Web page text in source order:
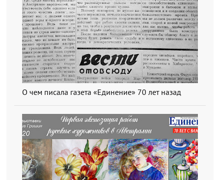
О чем писала газета «Единение» 70 лет назад